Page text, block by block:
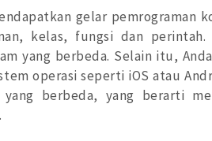
gelar pemrograman
kelas, fungsi dan
yang berbeda. Selain itu,
operasi seperti iOS atau
berbeda, yang berarti